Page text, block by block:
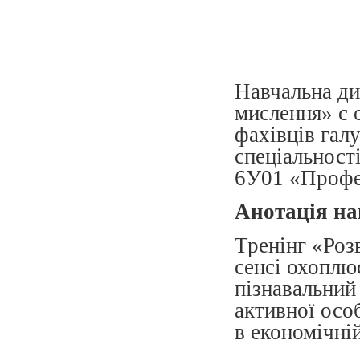
Навчальна
мислення» є
фахівців
6У01
Анотація
Тренінг
сенсі
активної
в